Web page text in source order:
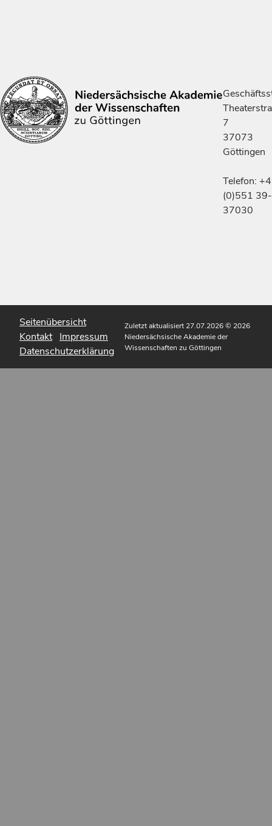
7
37073
Göttingen
Telefon:
(0)551 39-
37030
Seitenübersicht
Kontakt Impressum
Datenschutzerklärung
Zuletzt aktualisiert 27.07.2026© 2026
Niedersächsische Akademie der
Wissenschaften zu Göttingen